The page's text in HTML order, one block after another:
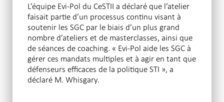
L’équipe Evi-Pol du CeSTII a déclaré que l’atelier
faisait partie d’un processus continu visant à
soutenir les SGC par le biais d’un plus grand
nombre d’ateliers et de masterclasses, ainsi que
de séances de coaching. « Evi-Pol aide les SGC à
gérer ces mandats multiples et à agir en tant que
défenseurs efficaces de la politique STI », a
déclaré M. Whisgary.